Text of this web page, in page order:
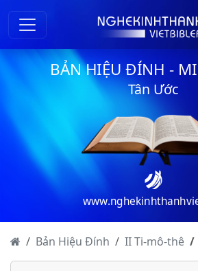
BẢN HIỆU ĐÍNH -
Tân Ước
Bản Hiệu Đính II Ti-mô-thê